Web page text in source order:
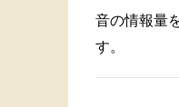
音の情報量
す。